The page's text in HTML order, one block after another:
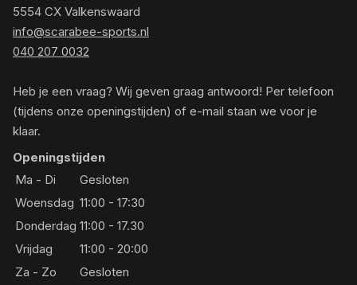
5554 CX Valkenswaard
info@scarabee-sports.nl
040 207 0032
Heb je een vraag? Wij geven graag antwoord! Per telefoon
(tijdens onze openingstijden) of e-mail staan we voor je
klaar.
Openingstijden
Ma - Di
Gesloten
Woensdag 11:00 - 17:30
Donderdag 11:00 - 17.30
Vrijdag
11:00 - 20:00
Za - Zo
Gesloten